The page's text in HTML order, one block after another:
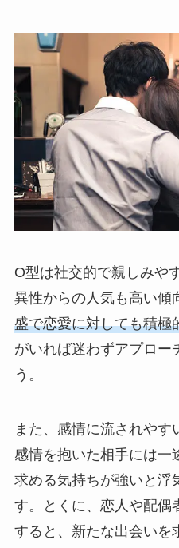
O型は社交的で親しみや
異性からの人気も高い傾
盛で恋愛に対しても積極
がいれば迷わずアプロー
う。
また、感情に流されや
感情を抱いた相手には一
求める気持ちが強いと浮
す。とくに、恋人や配偶
すると、新たな出会いを